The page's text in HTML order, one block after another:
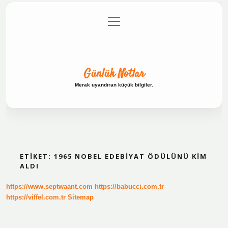
Gizlilik Politikası
menüyü
aç
Günlük Notlar
Merak uyandıran küçük bilgiler.
ETIKET: 1965 NOBEL EDEBIYAT ÖDÜLÜNÜ KIM
ALDI
https://www.septwaant.com https://babucci.com.tr
https://viffel.com.tr Sitemap